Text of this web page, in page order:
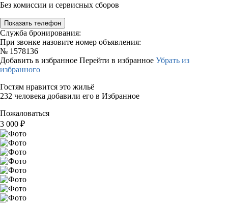
Без комиссии и сервисных сборов
Показать телефон
Служба бронирования:
При звонке назовите номер объявления:
№ 1578136
Добавить в избранное Перейти в избранное Убрать из
избранного
Гостям нравится это жильё
232 человека добавили его в Избранное
Пожаловаться
3 000 ₽